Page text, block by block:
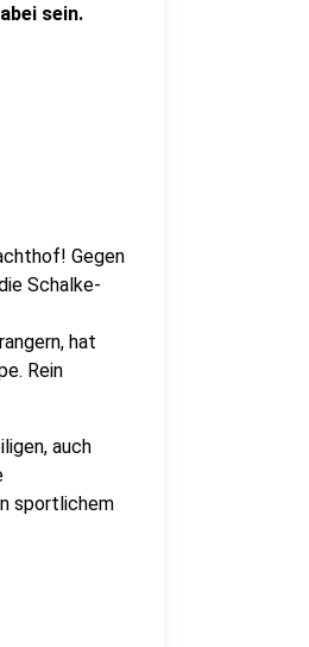
sein.
Gegen
Schalke-
hat
Rein
auch
sportlichem